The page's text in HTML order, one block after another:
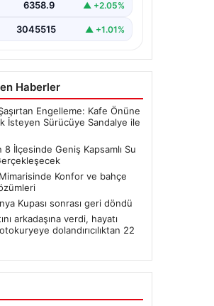
6358.9 ▲ +2.05%
3045515 ▲ +1.01%
Haberler
Engelleme: Kafe Önüne
İsteyen Sürücüye Sandalye ile
8 İlçesinde Geniş Kapsamlı Su
Konfor ve bahçe
Kupası sonrası geri döndü
arkadaşına verdi, hayatı
dolandırıcılıktan 22